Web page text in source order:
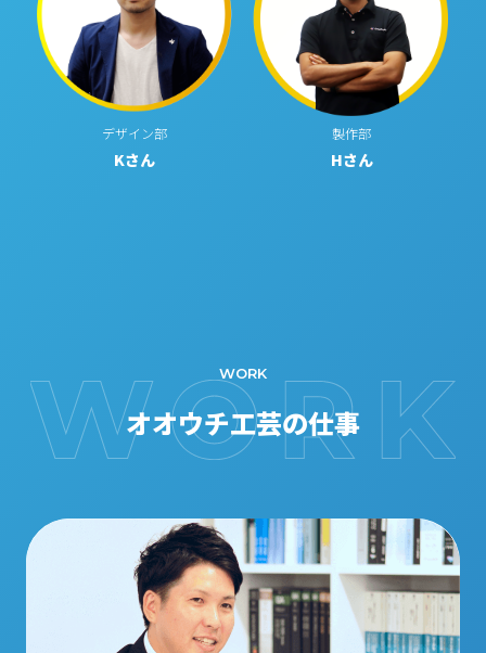
デザイン部
Kさん
製作部
Hさん
WORK
オオウチ工芸の仕事